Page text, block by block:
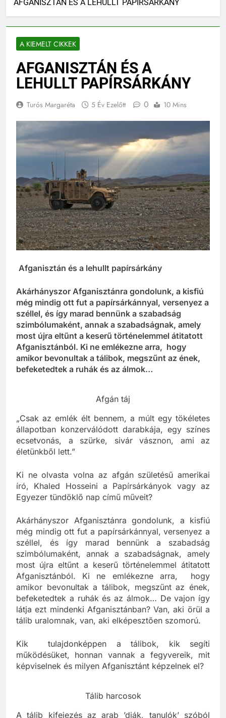
A KIEMELT CIKKEK
AFGANISZTÁN ÉS A
LEHULLT PAPÍRSÁRKÁNY
Akárhányszor Afganisztánra gondolunk, a kisfiú
még mindig ott fut a papírsárkánnyal, versenyez a
széllel, és így marad bennünk a szabadság
szimbólumaként, annak a szabadságnak, amely
most újra eltűnt a keserű történelemmel átitatott
Afganisztánból. Ki ne emlékezne arra, hogy
amikor bevonultak a tálibok, megszűnt az ének,
„Csak az emlék élt bennem, a múlt egy tökéletes
állapotban konzerválódott darabkája, egy színes
ecsetvonás, a szürke, sivár vásznon, ami az
Ki ne olvasta volna az afgán születésű amerikai
író, Khaled Hosseini a Papírsárkányok vagy az
Akárhányszor Afganisztánra gondolunk, a kisfiú
még mindig ott fut a papírsárkánnyal, versenyez a
széllel, és így marad bennünk a szabadság
szimbólumaként, annak a szabadságnak, amely
most újra eltűnt a keserű történelemmel átitatott
Afganisztánból. Ki ne emlékezne arra, hogy
amikor bevonultak a tálibok, megszűnt az ének,
befeketedtek a ruhák és az álmok… De vajon így
látja ezt mindenki Afganisztánban? Van, aki örül a
Kik tulajdonképpen a tálibok, kik segíti
működésüket, honnan vannak a fegyvereik, mit